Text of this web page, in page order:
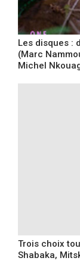
Les disques :
(Marc
Michel
Trois choix
Shabaka,